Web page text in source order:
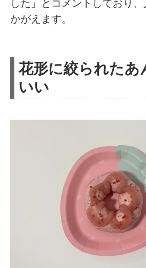
した」とコメントしており、
かがえます。
花形に絞られたあ
いい